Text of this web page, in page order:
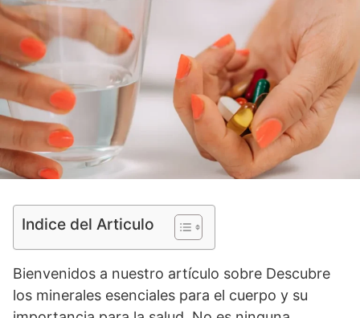
Indice del Articulo
Bienvenidos a nuestro artículo sobre Descubre
los minerales esenciales para el cuerpo y su